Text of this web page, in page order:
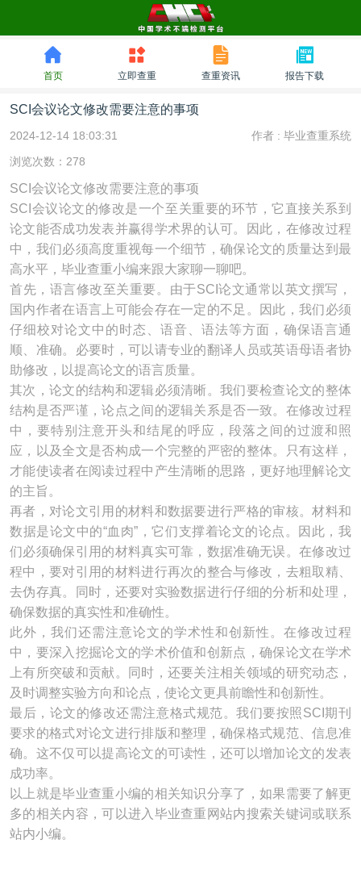
首页 立即查重 查重资讯 报告下载
SCI会议论文修改需要注意的事项
2024-12-14 18:03:31 作者 : 毕业查重系统
浏览次数：278
SCI会议论文修改需要注意的事项
SCI会议论文的修改是一个至关重要的环节，它直接关系到
论文能否成功发表并赢得学术界的认可。因此，在修改过程
中，我们必须高度重视每一个细节，确保论文的质量达到最
高水平，毕业查重小编来跟大家聊一聊吧。
首先，语言修改至关重要。由于SCI论文通常以英文撰写，
国内作者在语言上可能会存在一定的不足。因此，我们必须
仔细校对论文中的时态、语音、语法等方面，确保语言通
顺、准确。必要时，可以请专业的翻译人员或英语母语者协
助修改，以提高论文的语言质量。
其次，论文的结构和逻辑必须清晰。我们要检查论文的整体
结构是否严谨，论点之间的逻辑关系是否一致。在修改过程
中，要特别注意开头和结尾的呼应，段落之间的过渡和照
应，以及全文是否构成一个完整的严密的整体。只有这样，
才能使读者在阅读过程中产生清晰的思路，更好地理解论文
的主旨。
再者，对论文引用的材料和数据要进行严格的审核。材料和
数据是论文中的“血肉”，它们支撑着论文的论点。因此，我
们必须确保引用的材料真实可靠，数据准确无误。在修改过
程中，要对引用的材料进行再次的整合与修改，去粗取精、
去伪存真。同时，还要对实验数据进行仔细的分析和处理，
确保数据的真实性和准确性。
此外，我们还需注意论文的学术性和创新性。在修改过程
中，要深入挖掘论文的学术价值和创新点，确保论文在学术
上有所突破和贡献。同时，还要关注相关领域的研究动态，
及时调整实验方向和论点，使论文更具前瞻性和创新性。
最后，论文的修改还需注意格式规范。我们要按照SCI期刊
要求的格式对论文进行排版和整理，确保格式规范、信息准
确。这不仅可以提高论文的可读性，还可以增加论文的发表
成功率。
以上就是毕业查重小编的相关知识分享了，如果需要了解更
多的相关内容，可以进入毕业查重网站内搜索关键词或联系
站内小编。